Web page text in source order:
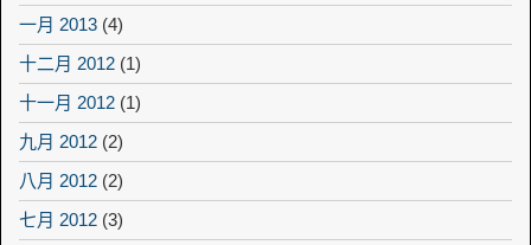
一月 2013 (4)
十二月 2012 (1)
十一月 2012 (1)
九月 2012 (2)
八月 2012 (2)
七月 2012 (3)